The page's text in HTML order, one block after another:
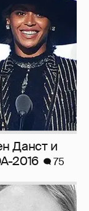
Данст и
2016
75